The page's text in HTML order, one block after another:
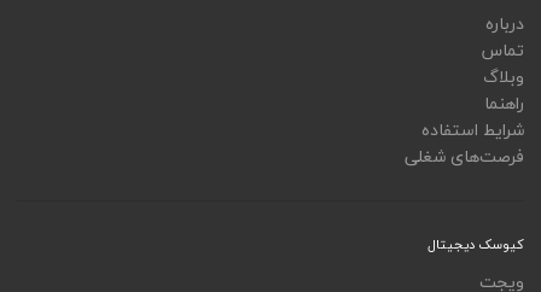
درباره
تماس
وبلاگ
راهنما
شرایط استفاده
فرصت‌های شغلی
کیوسک دیجیتال
ویجت